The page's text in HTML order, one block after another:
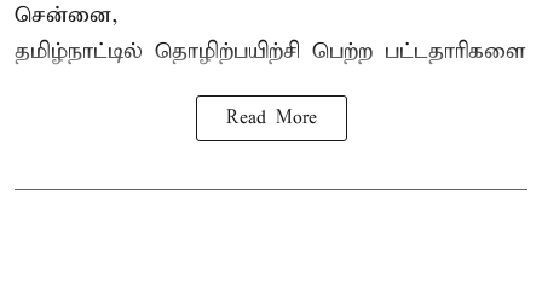
சென்னை,
தமிழ்நாட்டில் தொழிற்பயிற்சி பெற்ற பட்டதாரிகளை
Read More